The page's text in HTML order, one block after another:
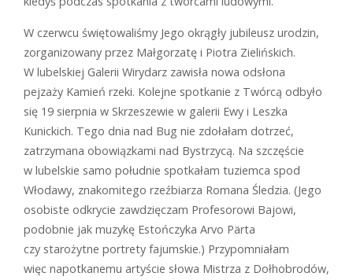
W czerwcu świętowaliśmy Jego okrągły jubileusz urodzin,
zorganizowany przez Małgorzatę i Piotra Zielińskich.
W lubelskiej Galerii Wirydarz zawisła nowa odsłona
pejzaży Kamień rzeki. Kolejne spotkanie z Twórcą odbyło
się 19 sierpnia w Skrzeszewie w galerii Ewy i Leszka
Kunickich. Tego dnia nad Bug nie zdołałam dotrzeć,
zatrzymana obowiązkami nad Bystrzycą. Na szczęście
w lubelskie samo południe spotkałam tuziemca spod
Włodawy, znakomitego rzeźbiarza Romana Śledzia. (Jego
osobiste odkrycie zawdzięczam Profesorowi Bajowi,
podobnie jak muzykę Estończyka Arvo Pärta
czy starożytne portrety fajumskie.) Przypomniałam
więc napotkanemu artyście słowa Mistrza z Dołhobrodów,